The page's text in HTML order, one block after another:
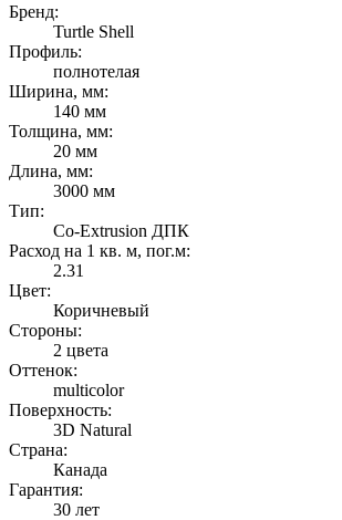
Бренд:
Turtle Shell
Профиль:
полнотелая
Ширина, мм:
140 мм
Толщина, мм:
20 мм
Длина, мм:
3000 мм
Тип:
Co-Extrusion ДПК
Расход на 1 кв. м, пог.м:
2.31
Цвет:
Коричневый
Стороны:
2 цвета
Оттенок:
multicolor
Поверхность:
3D Natural
Страна:
Канада
Гарантия:
30 лет